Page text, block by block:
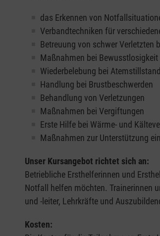
das Erkennen von
Verbandtechniken für
Betreuung von schwer Verletzten
Maßnahmen bei Bewusstlosigkeit
Wiederbelebung bei Atemstillstand
Handlung bei Brustbeschwerden
Behandlung von Verletzungen
Maßnahmen bei Vergiftungen
Erste Hilfe bei Wärme- und
Maßnahmen zur Unterstützung
Unser Kursangebot richtet sich an:
Betriebliche Ersthelferinnen und
Notfall helfen möchten. Trainerinnen
und -leiter, Lehrkräfte und
Kosten: